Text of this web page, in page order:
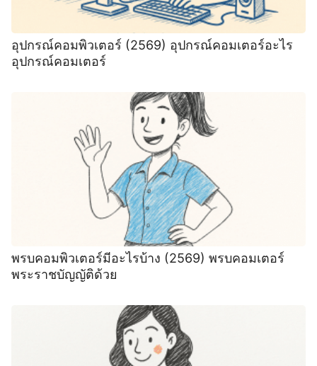
อุปกรณ์คอมพิวเตอร์ (2569) อุปกรณ์คอมเตอร์อะไร
อุปกรณ์คอมเตอร์
พรบคอมพิวเตอร์มีอะไรบ้าง (2569) พรบคอมเตอร์
พระราชบัญญัติด้วย